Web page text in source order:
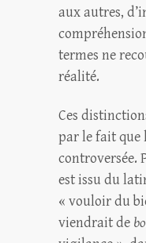
aux autres,
termes ne
réalité.
Ces
par le fait que
controversée.
est issu du
« vouloir du
viendrait de